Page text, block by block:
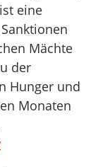
eine
Mächte
der
Hunger und
Monaten